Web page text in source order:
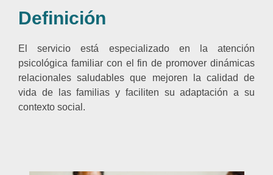
Definición
El servicio está especializado en la atención
psicológica familiar con el fin de promover dinámicas
relacionales saludables que mejoren la calidad de
vida de las familias y faciliten su adaptación a su
contexto social.